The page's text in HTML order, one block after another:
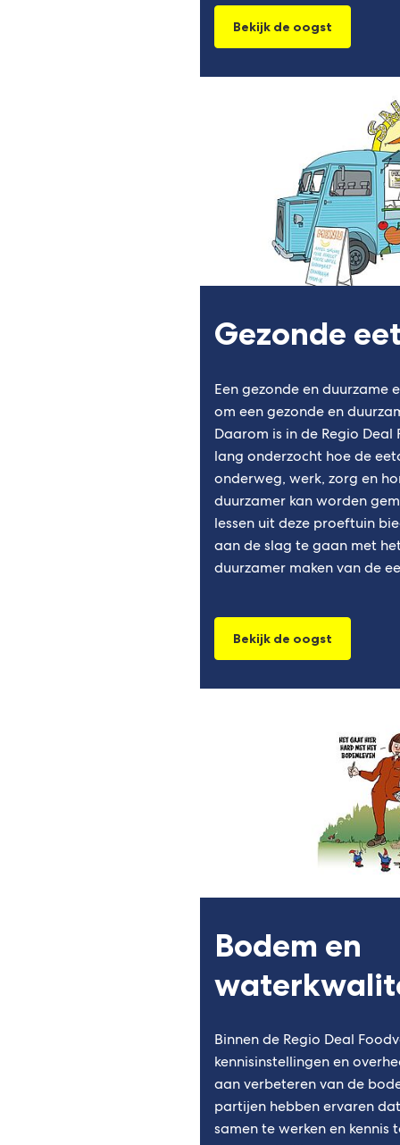
Bekijk de oogst
Gezonde
Een gezonde en duurzame
om een gezonde en
Daarom is in de Regio
lang onderzocht hoe de
onderweg, werk, zorg en
duurzamer kan worden
lessen uit deze proeftuin
aan de slag te gaan met
duurzamer maken van de
Bekijk de oogst
Bodem en
Binnen de Regio Deal
kennisinstellingen en
aan verbeteren van de
partijen hebben ervaren
samen te werken en kennis